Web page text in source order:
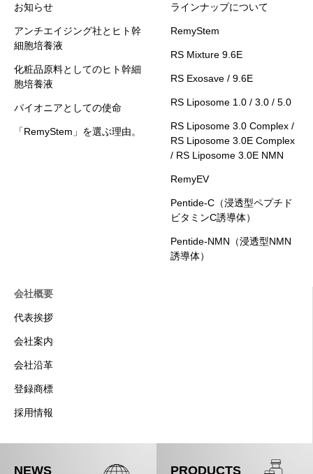
お知らせ
アンチエイジング社とヒト幹
細胞培養液
化粧品原料としてのヒト幹細
胞培養液
パイオニアとしての使命
「RemyStem」を選ぶ理由。
ラインナップについて
RemyStem
RS Mixture 9.6E
RS Exosave / 9.6E
RS Liposome 1.0 / 3.0 / 5.0
RS Liposome 3.0 Complex /
RS Liposome 3.0E Complex
/ RS Liposome 3.0E NMN
RemyEV
Pentide-C（浸透型ペプチド
ビタミンC誘導体）
Pentide-NMN（浸透型NMN
誘導体）
会社概要
代表挨拶
会社案内
会社沿革
登録商標
採用情報
NEWS PRODUCTS